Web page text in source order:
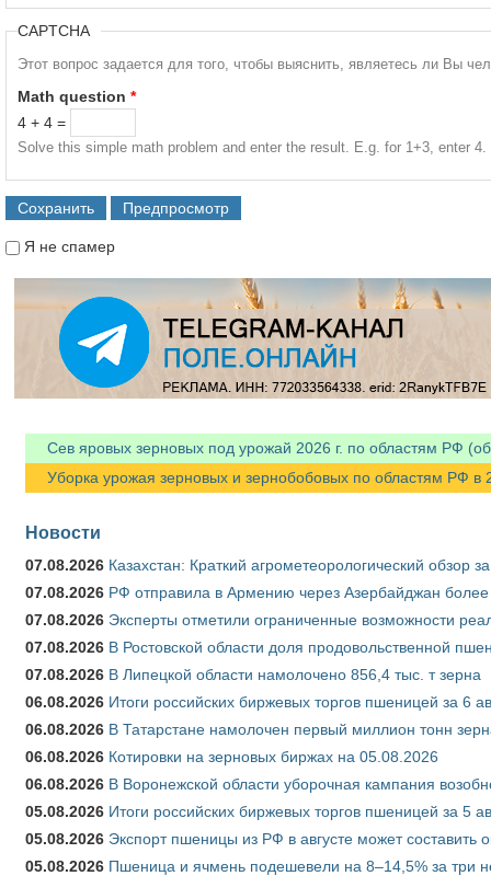
CAPTCHA
Этот вопрос задается для того, чтобы выяснить, являетесь ли Вы
Math question *
4 + 4 =
Solve this simple math problem and enter the result. E.g. for 1+3, enter 4.
Я не спамер
Сев яровых зерновых под урожай 2026 г. по областям РФ
Уборка урожая зерновых и зернобобовых по областям РФ в
Новости
07.08.2026 Казахстан: Краткий агрометеорологический обзор
07.08.2026 РФ отправила в Армению через Азербайджан более
07.08.2026 Эксперты отметили ограниченные возможности
07.08.2026 В Ростовской области доля продовольственной
07.08.2026 В Липецкой области намолочено 856,4 тыс. т зерна
06.08.2026 Итоги российских биржевых торгов пшеницей за 6
06.08.2026 В Татарстане намолочен первый миллион тонн
06.08.2026 Котировки на зерновых биржах на 05.08.2026
06.08.2026 В Воронежской области уборочная кампания
05.08.2026 Итоги российских биржевых торгов пшеницей за 5
05.08.2026 Экспорт пшеницы из РФ в августе может составить
05.08.2026 Пшеница и ячмень подешевели на 8–14,5% за три